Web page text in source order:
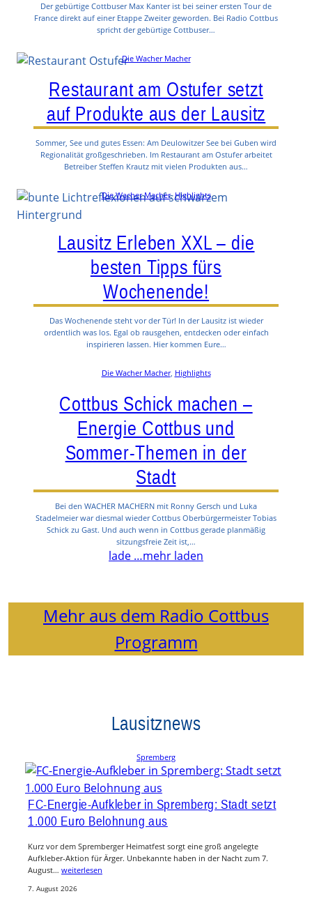
Der gebürtige Cottbuser Max Kanter ist bei seiner ersten Tour de
France direkt auf einer Etappe Zweiter geworden. Bei Radio Cottbus
spricht der gebürtige Cottbuser…
Die Wacher Macher
Restaurant am Ostufer setzt
auf Produkte aus der Lausitz
Sommer, See und gutes Essen: Am Deulowitzer See bei Guben wird
Regionalität großgeschrieben. Im Restaurant am Ostufer arbeitet
Betreiber Steffen Krautz mit vielen Produkten aus…
Die Wacher Macher, Highlights
Lausitz Erleben XXL – die
besten Tipps fürs
Wochenende!
Das Wochenende steht vor der Tür! In der Lausitz ist wieder
ordentlich was los. Egal ob rausgehen, entdecken oder einfach
inspirieren lassen. Hier kommen Eure…
Die Wacher Macher, Highlights
Cottbus Schick machen –
Energie Cottbus und
Sommer-Themen in der
Stadt
Bei den WACHER MACHERN mit Ronny Gersch und Luka
Stadelmeier war diesmal wieder Cottbus Oberbürgermeister Tobias
Schick zu Gast. Und auch wenn in Cottbus gerade planmäßig
sitzungsfreie Zeit ist,…
lade …mehr laden
Mehr aus dem Radio Cottbus
Programm
Lausitznews
Spremberg
FC-Energie-Aufkleber in Spremberg: Stadt setzt
1.000 Euro Belohnung aus
Kurz vor dem Spremberger Heimatfest sorgt eine groß angelegte
Aufkleber-Aktion für Ärger. Unbekannte haben in der Nacht zum 7.
August… weiterlesen
7. August 2026